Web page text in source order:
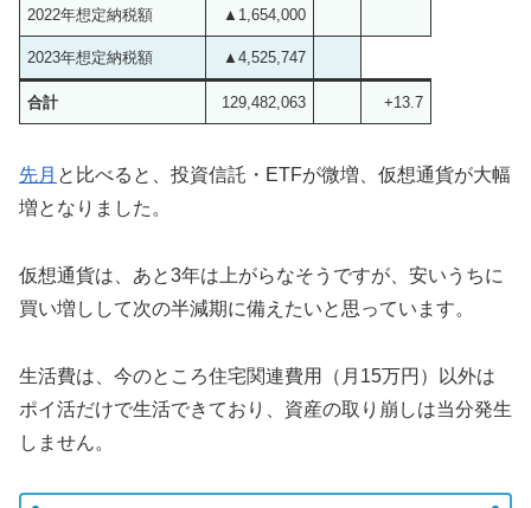
2022年想定納税額 ▲1,654,000
2023年想定納税額 ▲4,525,747
合計 129,482,063 +13.7
先月 と比べると、投資信託・ETFが微増、仮想通貨が大幅
増となりました。
仮想通貨は、あと3年は上がらなそうですが、安いうちに
買い増しして次の半減期に備えたいと思っています。
生活費は、今のところ住宅関連費用（月15万円）以外は
ポイ活だけで生活できており、資産の取り崩しは当分発生
しません。